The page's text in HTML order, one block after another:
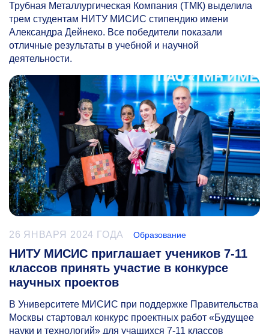
Трубная Металлургическая Компания (ТМК) выделила
трем студентам НИТУ МИСИС стипендию имени
Александра Дейнеко. Все победители показали
отличные результаты в учебной и научной
деятельности.
26 ЯНВАРЯ 2024 ГОДА Образование
НИТУ МИСИС приглашает учеников 7-11
классов принять участие в конкурсе
научных проектов
В Университете МИСИС при поддержке Правительства
Москвы стартовал конкурс проектных работ «Будущее
науки и технологий» для учащихся 7-11 классов